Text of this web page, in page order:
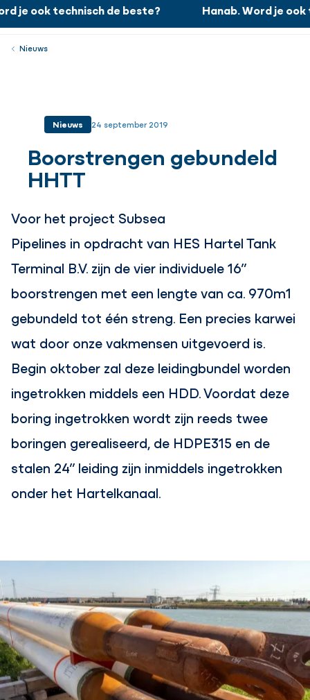
Hanab. Word je ook technisch de beste?
je ook technisch de beste? Hanab. Word je
Werken bij Menu
Nieuws
Nieuws 24 september 2019
Boorstrengen gebundeld
HHTT
Voor het project Subsea
Pipelines in opdracht van HES Hartel Tank
Terminal B.V. zijn de vier individuele 16”
boorstrengen met een lengte van ca. 970m1
gebundeld tot één streng. Een precies karwei
wat door onze vakmensen uitgevoerd is.
Begin oktober zal deze leidingbundel worden
ingetrokken middels een HDD. Voordat deze
boring ingetrokken wordt zijn reeds twee
boringen gerealiseerd, de HDPE315 en de
stalen 24” leiding zijn inmiddels ingetrokken
onder het Hartelkanaal.
Sluiten